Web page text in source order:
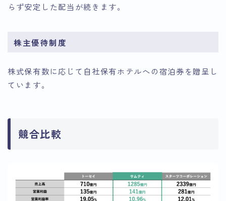
らず安定した配当が続きます。
株主優待制度
株式保有数に応じて自社保有ホテルへの宿泊券を贈呈し
ています。
競合比較